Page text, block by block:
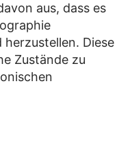
aus, dass es
Diese
Zustände zu